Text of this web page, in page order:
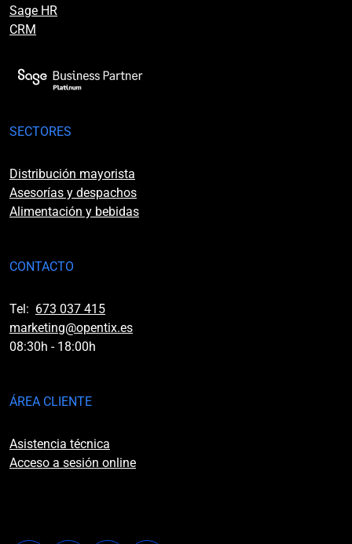
Sage HR
CRM
SECTORES
Distribución mayorista
Asesorías y despachos
Alimentación y bebidas
CONTACTO
Tel: 673 037 415
marketing@opentix.es
08:30h - 18:00h
ÁREA CLIENTE
Asistencia técnica
Acceso a sesión online